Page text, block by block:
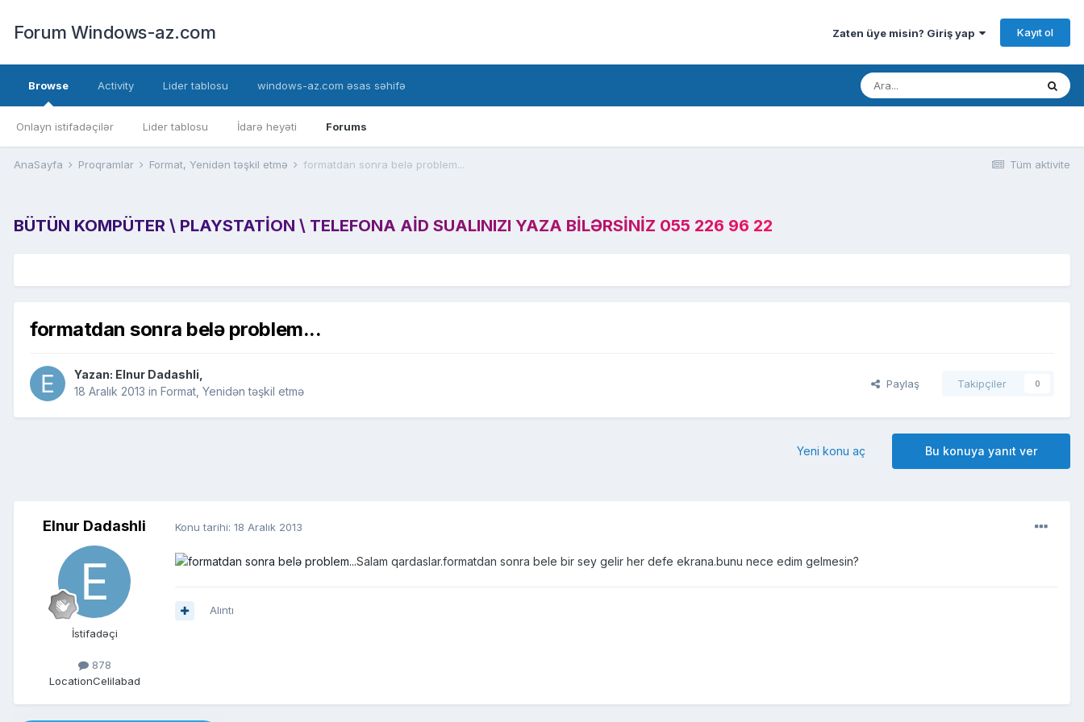
Forum Windows-az.com Zaten üye misin? Giriş yap Kayıt ol
Browse
Onlayn istifadəçilər Lider tablosu İdarə heyəti Forums
Activity Lider tablosu windows-az.com əsas səhifə
Tüm aktivite
AnaSayfa Proqramlar Format, Yenidən təşkil etmə formatdan sonra belə problem...
BÜTÜN KOMPÜTER \ PLAYSTATION \ TELEFONA AID SUALINIZI YAZA BILƏRSINIZ 055 226 96 22
formatdan sonra belə problem...
Yazan: Elnur Dadashli
18 Aralık 2013 in Format, Yenidən təşkil etmə
Paylaş Takipçiler 0
Bu konuya yanıt ver
Yeni konu aç
Elnur Dadashli
İstifadəçi
878
LocationCelilabad
Konu tarihi: 18 Aralık 2013
Salam qardaslar.formatdan sonra bele bir sey gelir her defe ekrana.bunu nece edim gelmesin?
Alıntı